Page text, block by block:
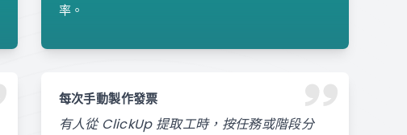
率。
每次手動製作發票
有人從 ClickUp 提取工時，按任務或階段分